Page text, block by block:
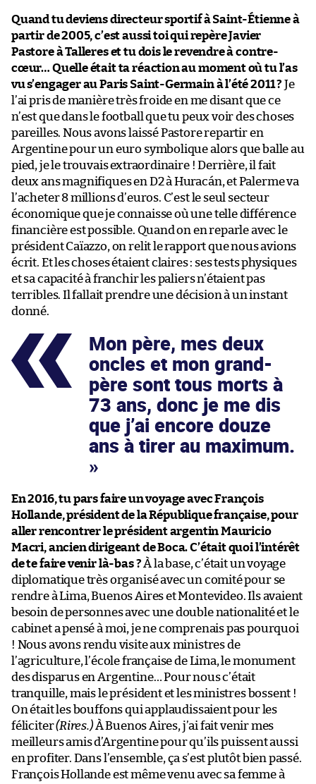
Quand tu deviens directeur sportif à Saint-Étienne à
partir de 2005, c’est aussi toi qui repère Javier
Pastore à Talleres et tu dois le revendre à contre-
cœur… Quelle était ta réaction au moment où tu l’as
vu s’engager au Paris Saint-Germain à l’été 2011 ? Je
l’ai pris de manière très froide en me disant que ce
n’est que dans le football que tu peux voir des choses
pareilles. Nous avons laissé Pastore repartir en
Argentine pour un euro symbolique alors que balle au
pied, je le trouvais extraordinaire ! Derrière, il fait
deux ans magnifiques en D2 à Huracán, et Palerme va
l’acheter 8 millions d’euros. C’est le seul secteur
économique que je connaisse où une telle différence
financière est possible. Quand on en reparle avec le
président Caïazzo, on relit le rapport que nous avions
écrit. Et les choses étaient claires : ses tests physiques
et sa capacité à franchir les paliers n’étaient pas
terribles. Il fallait prendre une décision à un instant
donné.
Mon père, mes deux
oncles et mon grand-
père sont tous morts à
73 ans, donc je me dis
que j’ai encore douze
ans à tirer au maximum.
En 2016, tu pars faire un voyage avec François
Hollande, président de la République française, pour
aller rencontrer le président argentin Mauricio
Macri, ancien dirigeant de Boca. C’était quoi l’intérêt
de te faire venir là-bas ?À la base, c’était un voyage
diplomatique très organisé avec un comité pour se
rendre à Lima, Buenos Aires et Montevideo. Ils avaient
besoin de personnes avec une double nationalité et le
cabinet a pensé à moi, je ne comprenais pas pourquoi
! Nous avons rendu visite aux ministres de
l’agriculture, l’école française de Lima, le monument
des disparus en Argentine… Pour nous c’était
tranquille, mais le président et les ministres bossent !
On était les bouffons qui applaudissaient pour les
féliciter(Rires.)À Buenos Aires, j’ai fait venir mes
meilleurs amis d’Argentine pour qu’ils puissent aussi
en profiter. Dans l’ensemble, ça s’est plutôt bien passé.
François Hollande est même venu avec sa femme à